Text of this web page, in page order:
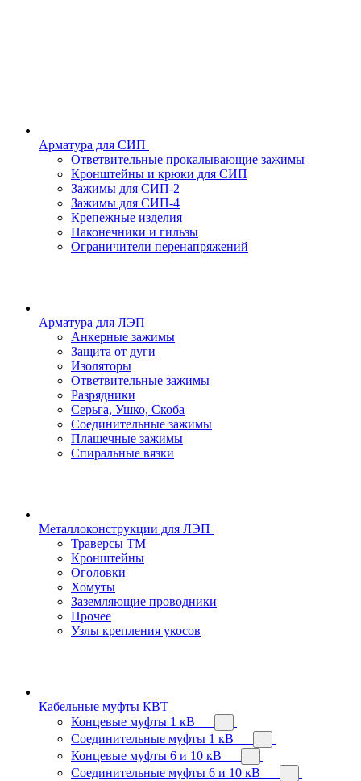
Арматура для СИП
Ответвительные прокалывающие зажимы
Кронштейны и крюки для СИП
Зажимы для СИП-2
Зажимы для СИП-4
Крепежные изделия
Наконечники и гильзы
Ограничители перенапряжений
Арматура для ЛЭП
Анкерные зажимы
Защита от дуги
Изоляторы
Ответвительные зажимы
Разрядники
Серьга, Ушко, Скоба
Соединительные зажимы
Плашечные зажимы
Спиральные вязки
Металлоконструкции для ЛЭП
Траверсы ТМ
Кронштейны
Оголовки
Хомуты
Заземляющие проводники
Прочее
Узлы крепления укосов
Кабельные муфты КВТ
Концевые муфты 1 кВ
Соединительные муфты 1 кВ
Концевые муфты 6 и 10 кВ
Соединительные муфты 6 и 10 кВ